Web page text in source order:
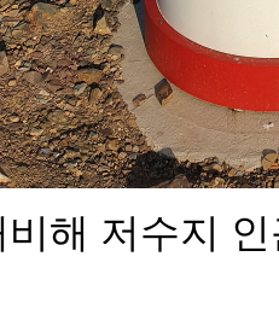
해 저수지